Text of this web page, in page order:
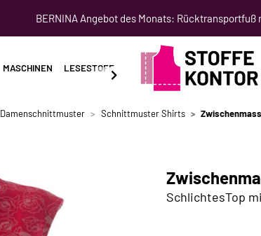
BERNINA Angebot des Monats:
MASCHINEN LESESTOFF SCHNITTMUSTER NÄHKURSE
Damenschnittmuster Schnittmuster Shirts
SchlichtesTop